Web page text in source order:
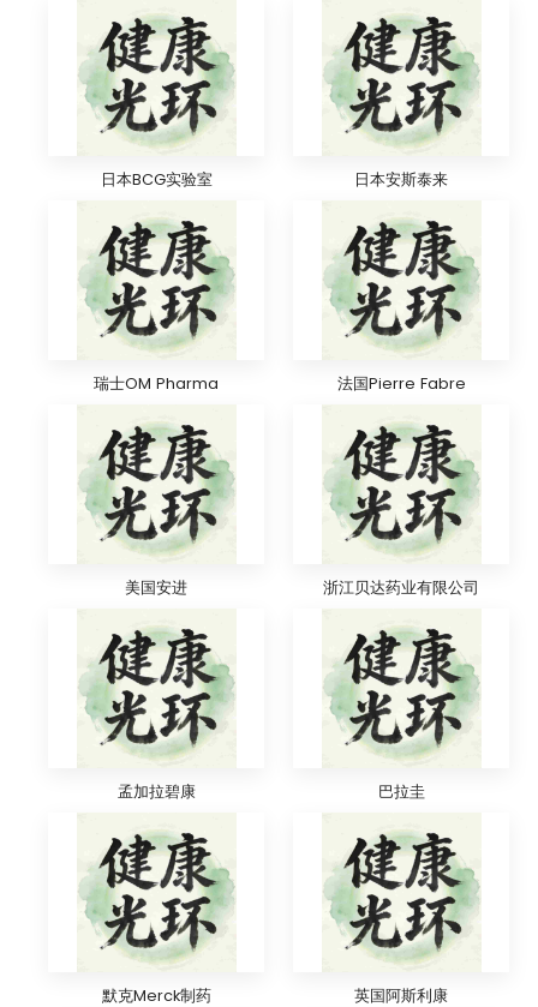
日本BCG实验室 日本安斯泰来
瑞士OM Pharma 法国Pierre Fabre
美国安进 浙江贝达药业有限公司
孟加拉碧康 巴拉圭
默克Merck制药 英国阿斯利康